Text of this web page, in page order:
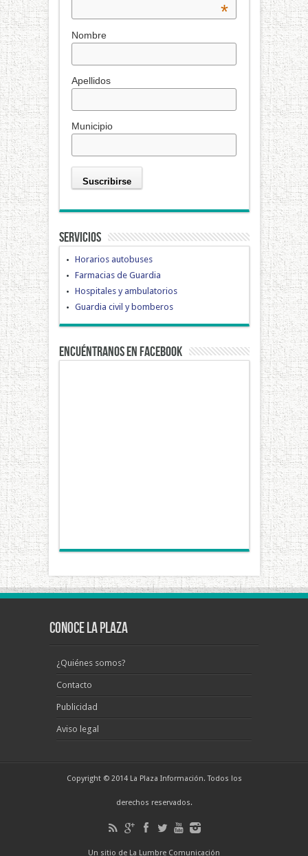
*
Nombre
Apellidos
Municipio
Servicios
Horarios autobuses
Farmacias de Guardia
Hospitales y ambulatorios
Guardia civil y bomberos
Encuéntranos en Facebook
Conoce La Plaza
¿Quiénes somos?
Contacto
Publicidad
Aviso legal
Copyright © 2014 La Plaza Información. Todos los
derechos reservados.
Un sitio de La Lumbre Comunicación